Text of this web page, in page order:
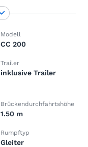
Modell
CC 200
Trailer
inklusive Trailer
Brückendurchfahrtshöhe
1.50 m
Rumpftyp
Gleiter